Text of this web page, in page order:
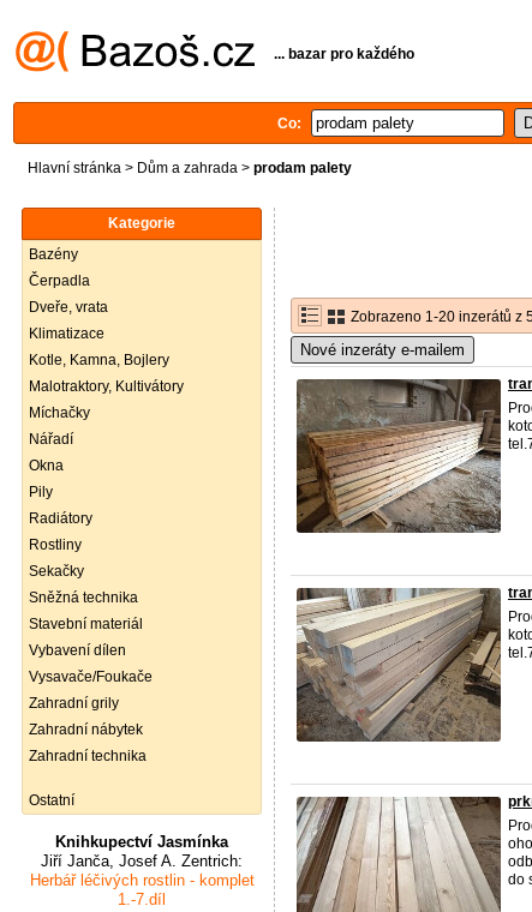
... bazar pro každého
Co:
Hlavní stránka > Dům a zahrada > prodam palety
Kategorie
Bazény
Čerpadla
Dveře, vrata
Klimatizace
Kotle, Kamna, Bojlery
Malotraktory, Kultivátory
Míchačky
Nářadí
Okna
Pily
Radiátory
Rostliny
Sekačky
Sněžná technika
Stavební materiál
Vybavení dílen
Vysavače/Foukače
Zahradní grily
Zahradní nábytek
Zahradní technika
Ostatní
Knihkupectví Jasmínka
Jiří Janča, Josef A. Zentrich:
Herbář léčivých rostlin - komplet
1.-7.díl
Zobrazeno 1-20 inzerátů z
Nové inzeráty e-mailem
do